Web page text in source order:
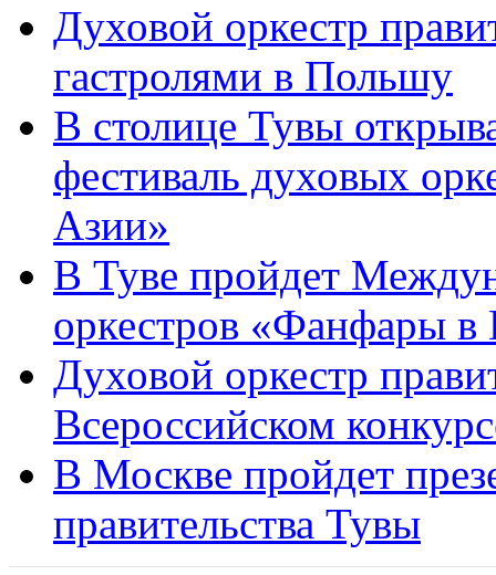
Духовой оркестр
гастролями в Польшу
В столице Тувы
фестиваль духовых
Азии»
В Туве пройдет
оркестров «Фанфары в
Духовой оркестр
Всероссийском
В Москве пройдет
правительства Тувы